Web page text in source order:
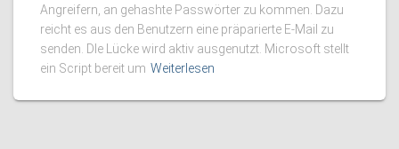
Angreifern, an gehashte Passwörter zu kommen. Dazu
reicht es aus den Benutzern eine präparierte E-Mail zu
senden. DIe Lücke wird aktiv ausgenutzt. Microsoft stellt
ein Script bereit um Weiterlesen